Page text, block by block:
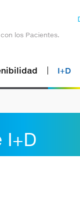
los Pacientes.
I+D
I+D